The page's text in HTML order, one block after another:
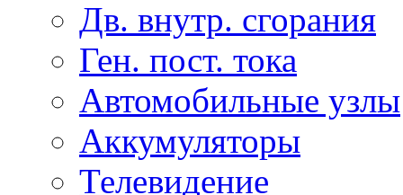
Дв. внутр. сгорания
Ген. пост. тока
Автомобильные узлы
Аккумуляторы
Телевидение